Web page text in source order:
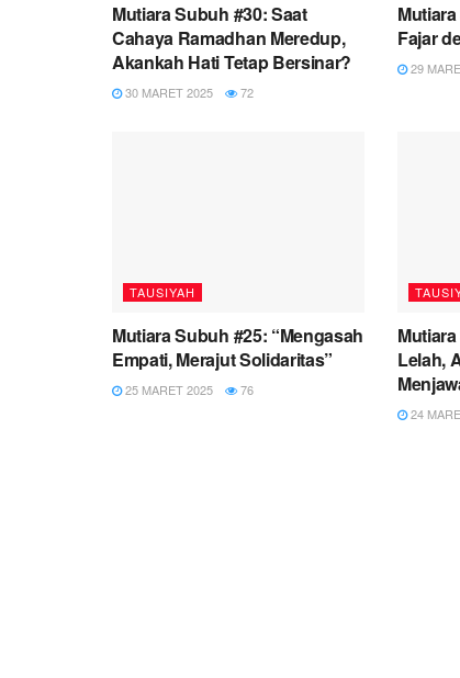
Mutiara Subuh #30: Saat
Cahaya Ramadhan Meredup,
Akankah Hati Tetap Bersinar?
30 MARET 2025 72
Fajar
29
TAUSIYAH
Mutiara Subuh #25: “Mengasah
Empati, Merajut Solidaritas”
25 MARET 2025 76
Lelah,
24